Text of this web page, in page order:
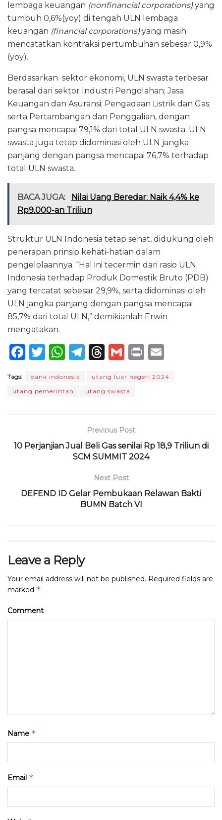
lembaga keuangan (nonfinancial corporations)yang
tumbuh 0,6%(yoy) di tengah ULN lembaga
keuangan (financial corporations)yang masih
mencatatkan kontraksi pertumbuhan sebesar 0,9%
(yoy).
Berdasarkan sektor ekonomi, ULN swasta terbesar
berasal dari sektor Industri Pengolahan; Jasa
Keuangan dan Asuransi; Pengadaan Listrik dan Gas;
serta Pertambangan dan Penggalian, dengan
pangsa mencapai 79,1% dari total ULN swasta. ULN
swasta juga tetap didominasi oleh ULN jangka
panjang dengan pangsa mencapai 76,7% terhadap
total ULN swasta.
BACA JUGA:
Nilai Uang Beredar: Naik 4,4% ke
Rp9.000-an Triliun
Struktur ULN Indonesia tetap sehat, didukung oleh
penerapan prinsip kehati-hatian dalam
pengelolaannya. “Hal ini tecermin dari rasio ULN
Indonesia terhadap Produk Domestik Bruto (PDB)
yang tercatat sebesar 29,9%, serta didominasi oleh
ULN jangka panjang dengan pangsa mencapai
85,7% dari total ULN,” demikianlah Erwin
mengatakan.
F
c
e
o
T
it
te
W
a
ts
p
T
e
g
m
T
re
a
s
G
ai
l
P
n ai
Tags: bank indonesia
utang luar negeri 2024
utang pemerintah
utang swasta
Previous Post
10 Perjanjian Jual Beli Gas senilai Rp 18,9 Triliun di
SCM SUMMIT 2024
Next Post
DEFEND ID Gelar Pembukaan Relawan Bakti
BUMN Batch VI
Leave a Reply
Your email address will not be published. Required fields are
marked *
Comment
Name *
Email *